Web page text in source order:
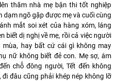
thăm nhà mẹ bận thi tốt nghiệp
dạm ngõ gặp được mẹ và cuối cùng
mắt soi xét của hàng xóm, láng
biết dị nghị về mẹ, rồi cả việc người
hay bất cứ cái gì không may
nữ không biết đẻ con. Mẹ sợ, ám
chỗ đông người, Tết đến không
đâu cũng phải khép nép không lỡ